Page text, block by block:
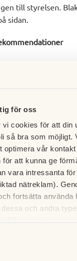
för oss
vi cookies för att din
så bra som möjligt.
optimera vår
för att kunna ge
vara intressanta för
nätreklam).
fortsätta använda
och andra
tillåta ett urval.
till styrelsen.
sidan.
en arbetsbeskrivning!
på
planlösningen eller
avlopp m.m.
det tydligt framgår
samt de lagar